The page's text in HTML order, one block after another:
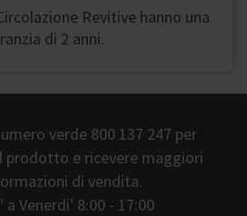
Revitive hanno una
di 2 anni.
verde 800 137 247 per
prodotto e ricevere maggiori
di vendita.
a Venerdi' 8:00 - 17:00